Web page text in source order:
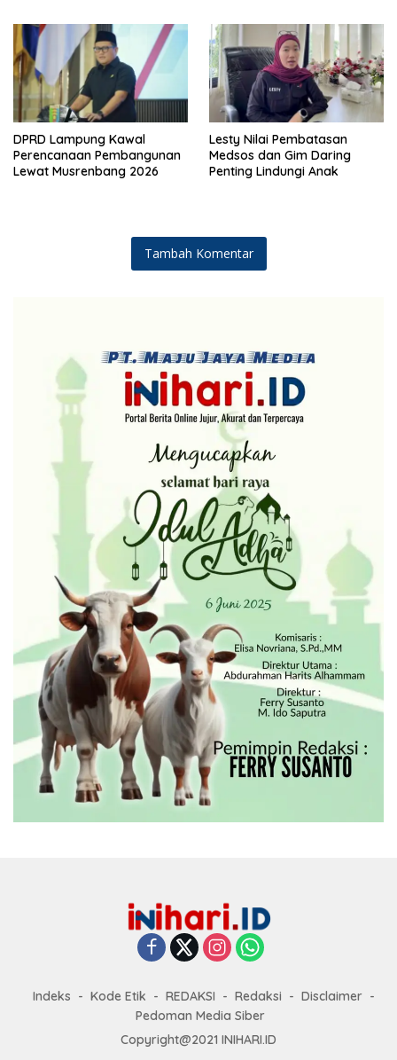
DPRD Lampung Kawal
Perencanaan Pembangunan
Lewat Musrenbang 2026
Lesty Nilai Pembatasan
Medsos dan Gim Daring
Penting Lindungi Anak
Tambah Komentar
Indeks Kode Etik REDAKSI Redaksi
Disclaimer
Pedoman Media Siber
Copyright@2021 INIHARI.ID